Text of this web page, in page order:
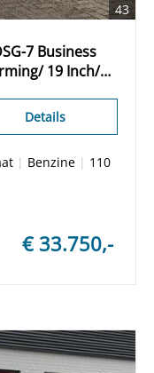
43
7 Business
19 Inch/
Eigenaar
Details
| Benzine| 110
€ 33.750,-